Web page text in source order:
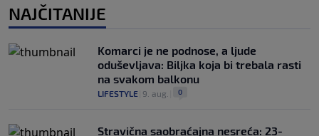
NAJČITANIJE
Komarci je ne podnose, a ljude
oduševljava: Biljka koja bi trebala rasti
na svakom balkonu
LIFESTYLE 9. aug. 0
Stravična saobraćajna nesreća: 23-